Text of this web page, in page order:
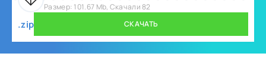
Размер: 101.67 Mb, Скачали 82
.zip СКАЧАТЬ